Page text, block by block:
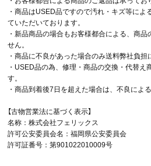
・商品はUSED品ですので汚れ・キズ等に
ていただいております。
・新品商品の場合もお客様都合による、商
せん。
・商品に不良があった場合のみ送料弊社負担
・USED品の為、修理・商品の交換・代替え
す。
・商品到着後7日を超えた場合は、不良によ
【古物営業法に基づく表示】
名称：株式会社フェリックス
許可公安委員会名：福岡県公安委員会
許可証番号：第901022010009号